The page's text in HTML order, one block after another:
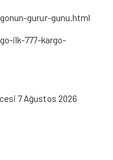
gurur-gunu.html
ilk-777-kargo-